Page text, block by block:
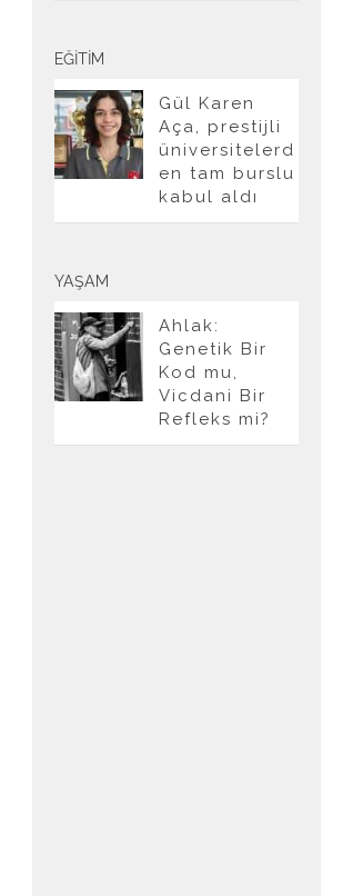
EĞITIM
Gül Karen
Aça, prestijli
üniversitelerd
en tam burslu
kabul aldı
YAŞAM
Ahlak:
Genetik Bir
Kod mu,
Vicdani Bir
Refleks mi?